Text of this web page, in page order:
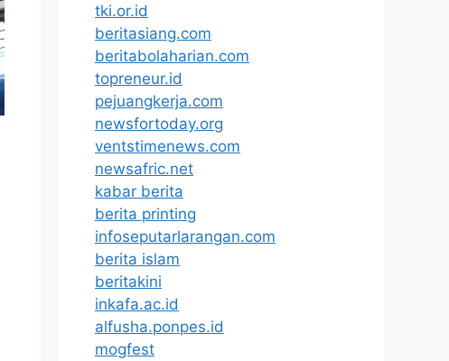
tki.or.id
beritasiang.com
beritabolaharian.com
topreneur.id
pejuangkerja.com
newsfortoday.org
ventstimenews.com
newsafric.net
kabar berita
berita printing
infoseputarlarangan.com
berita islam
beritakini
inkafa.ac.id
alfusha.ponpes.id
mogfest